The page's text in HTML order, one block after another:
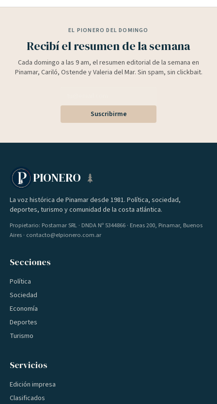
EL PIONERO DEL DOMINGO
Recibí el resumen de la semana
Cada domingo a las 9 am, el resumen editorial de la semana en
Pinamar, Cariló, Ostende y Valeria del Mar. Sin spam, sin clickbait.
Suscribirme
PIONERO
La voz histórica de Pinamar desde 1981. Política, sociedad,
deportes, turismo y comunidad de la costa atlántica.
Propietario: Postamar SRL · DNDA Nº 5344866 · Eneas 200, Pinamar, Buenos
Aires · contacto@elpionero.com.ar
Secciones
Política
Sociedad
Economía
Deportes
Turismo
Servicios
Edición impresa
Clasificados